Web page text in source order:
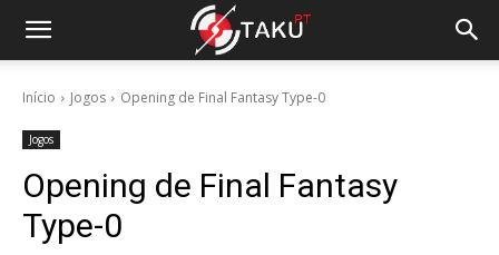
Início Jogos Opening de Final Fantasy Type-0
Jogos
Opening de Final Fantasy
Type-0